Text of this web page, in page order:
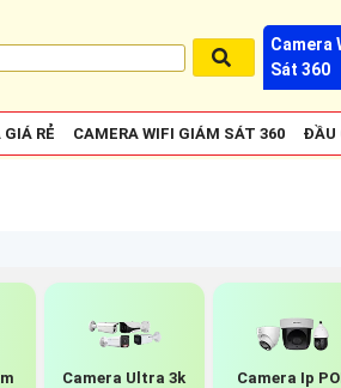
Camera
Sát 360
GIÁ RẺ CAMERA WIFI GIÁM SÁT 360 ĐẦU
Camera Ultra 3k
Camera Ip